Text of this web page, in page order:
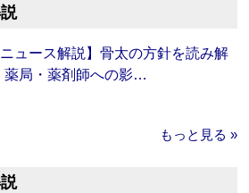
ュース解説】骨太の方針を読み解
薬局・薬剤師への影…
もっと見る »